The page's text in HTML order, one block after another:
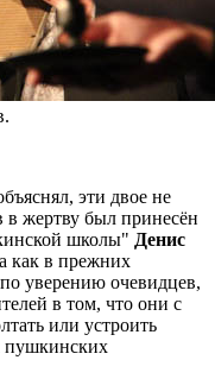
эти двое не
в жертву был принесён
школы" Денис
как в прежних
уверению очевидцев,
в том, что они с
или устроить
пушкинских